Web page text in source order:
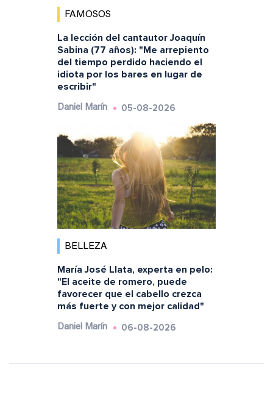
FAMOSOS
La lección del cantautor Joaquín
Sabina (77 años): "Me arrepiento
del tiempo perdido haciendo el
idiota por los bares en lugar de
escribir"
Daniel Marín 05-08-2026
BELLEZA
María José Llata, experta en pelo:
"El aceite de romero, puede
favorecer que el cabello crezca
más fuerte y con mejor calidad"
Daniel Marín 06-08-2026